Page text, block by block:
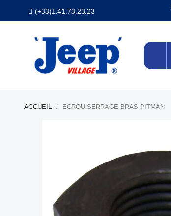
(+33)1.41.73.23.23
ACCUEIL ECROU SERRAGE BRAS PITMAN